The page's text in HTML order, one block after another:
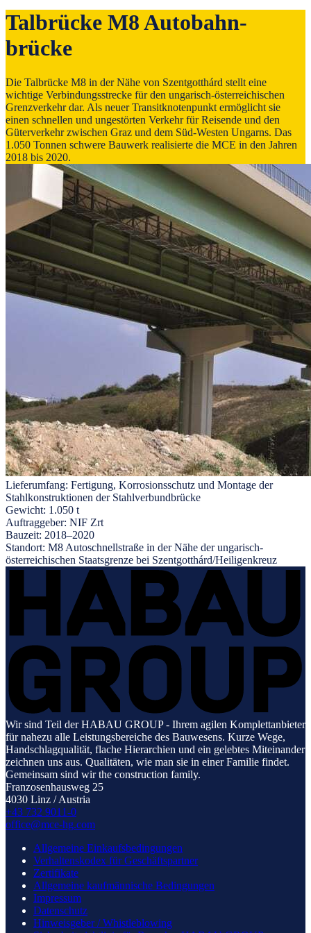
Tal­brücke M8 Autobahn­
brücke
Die Talbrücke M8 in der Nähe von Szentgotthárd stellt eine
wichtige Verbindungsstrecke für den ungarisch-österreichischen
Grenzverkehr dar. Als neuer Transitknotenpunkt ermöglicht sie
einen schnellen und ungestörten Verkehr für Reisende und den
Güterverkehr zwischen Graz und dem Süd-Westen Ungarns. Das
1.050 Tonnen schwere Bauwerk realisierte die MCE in den Jahren
2018 bis 2020.
Lieferumfang: Fertigung, Korrosionsschutz und Montage der
Stahlkonstruktionen der Stahlverbundbrücke
Gewicht: 1.050 t
Auftraggeber: NIF Zrt
Bauzeit: 2018–2020
Standort: M8 Autoschnellstraße in der Nähe der ungarisch-
österreichischen Staatsgrenze bei Szentgotthárd/Heiligenkreuz
Wir sind Teil der HABAU GROUP - Ihrem agilen Komplettanbieter
für nahezu alle Leistungsbereiche des Bauwesens. Kurze Wege,
Handschlagqualität, flache Hierarchien und ein gelebtes Miteinander
zeichnen uns aus. Qualitäten, wie man sie in einer Familie findet.
Gemeinsam sind wir the construction family.
Franzosenhausweg 25
4030 Linz / Austria
+43 732 9011-0
office@mce-hg.com
Allgemeine Einkaufsbedingungen
Verhaltenskodex für Geschäftspartner
Zertifikate
Allgemeine kaufmännische Bedingungen
Impressum
Datenschutz
Hinweisgeber / Whistleblowing